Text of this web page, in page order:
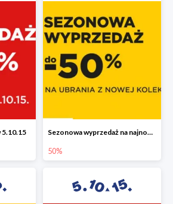
5.10.15 Sezonowa wyprzedaż na najnowszą kolekcję do -50%
50%